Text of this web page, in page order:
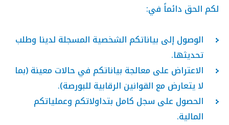
لكم الحق دائماً في:
الوصول إلى بياناتكم الشخصية المسجلة لدينا وطلب
تحديثها.
الاعتراض على معالجة بياناتكم في حالات معينة (بما
لا يتعارض مع القوانين الرقابية للبورصة).
الحصول على سجل كامل بتداولاتكم وعملياتكم
المالية.